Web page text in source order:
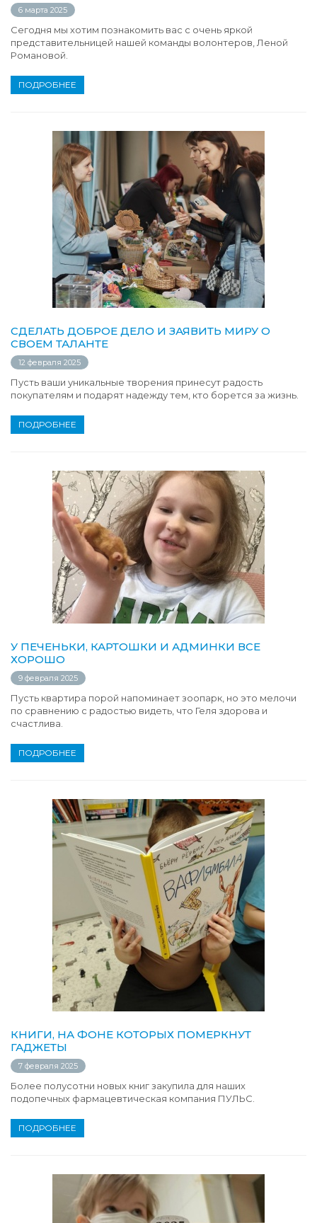
6 марта 2025
Сегодня мы хотим познакомить вас с очень яркой
представительницей нашей команды волонтеров, Леной
Романовой.
ПОДРОБНЕЕ
СДЕЛАТЬ ДОБРОЕ ДЕЛО И ЗАЯВИТЬ МИРУ О
СВОЕМ ТАЛАНТЕ
12 февраля 2025
Пусть ваши уникальные творения принесут радость
покупателям и подарят надежду тем, кто борется за жизнь.
ПОДРОБНЕЕ
У ПЕЧЕНЬКИ, КАРТОШКИ И АДМИНКИ ВСЕ
ХОРОШО
9 февраля 2025
Пусть квартира порой напоминает зоопарк, но это мелочи
по сравнению с радостью видеть, что Геля здорова и
счастлива.
ПОДРОБНЕЕ
КНИГИ, НА ФОНЕ КОТОРЫХ ПОМЕРКНУТ
ГАДЖЕТЫ
7 февраля 2025
Более полусотни новых книг закупила для наших
подопечных фармацевтическая компания ПУЛЬС.
ПОДРОБНЕЕ